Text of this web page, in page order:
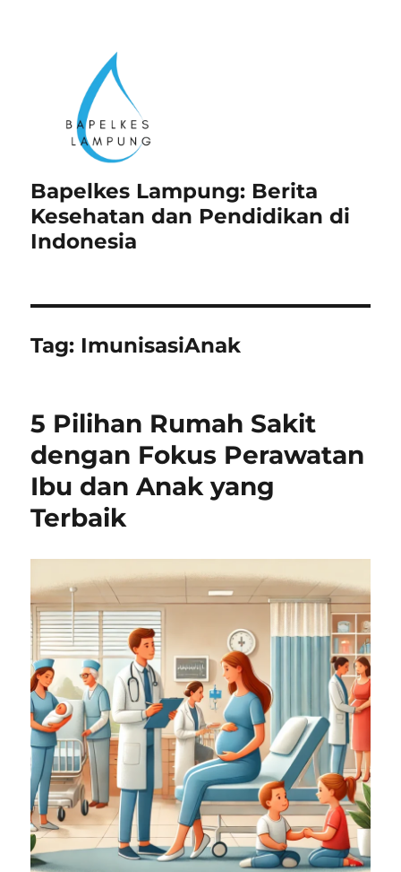
Bapelkes Lampung: Berita
Kesehatan dan Pendidikan di
Indonesia
Tag: ImunisasiAnak
5 Pilihan Rumah Sakit
dengan Fokus Perawatan
Ibu dan Anak yang
Terbaik